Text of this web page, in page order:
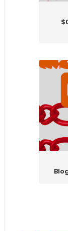
متجر صيني يقدم لك أربع منتجات بسعر 0.01$